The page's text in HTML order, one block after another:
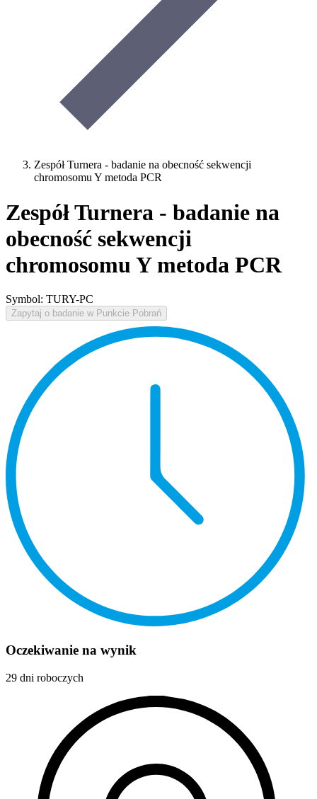
Zespół Turnera - badanie na obecność sekwencji
chromosomu Y metoda PCR
Zespół Turnera - badanie na
obecność sekwencji
chromosomu Y metoda PCR
Symbol: TURY-PC
Zapytaj o badanie w Punkcie Pobrań
Oczekiwanie na wynik
29 dni roboczych